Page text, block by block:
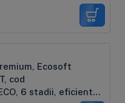
cu calciu si
Ecosoft
cod
6 stadii, eficienta